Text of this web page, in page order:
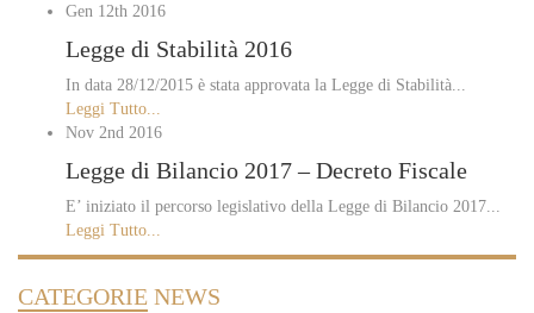
Gen 12th 2016
Legge di Stabilità 2016
In data 28/12/2015 è stata approvata la Legge di Stabilità...
Leggi Tutto...
Nov 2nd 2016
Legge di Bilancio 2017 – Decreto Fiscale
E’ iniziato il percorso legislativo della Legge di Bilancio 2017...
Leggi Tutto...
CATEGORIE NEWS